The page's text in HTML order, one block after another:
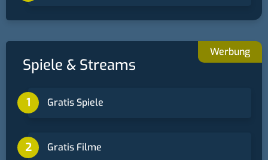
Spiele & Streams
Gratis Spiele
Gratis Filme